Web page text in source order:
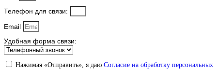
Телефон для связи:
Email
Удобная форма связи:
Нажимая «Отправить», я даю Согласие на обработку персональных